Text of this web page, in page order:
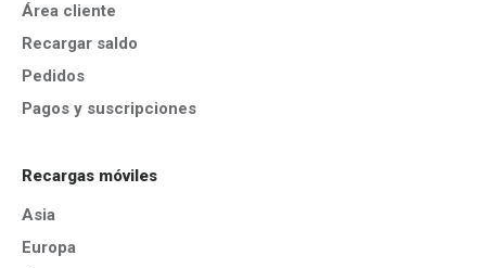
Área cliente
Recargar saldo
Pedidos
Pagos y suscripciones
Recargas móviles
Asia
Europa